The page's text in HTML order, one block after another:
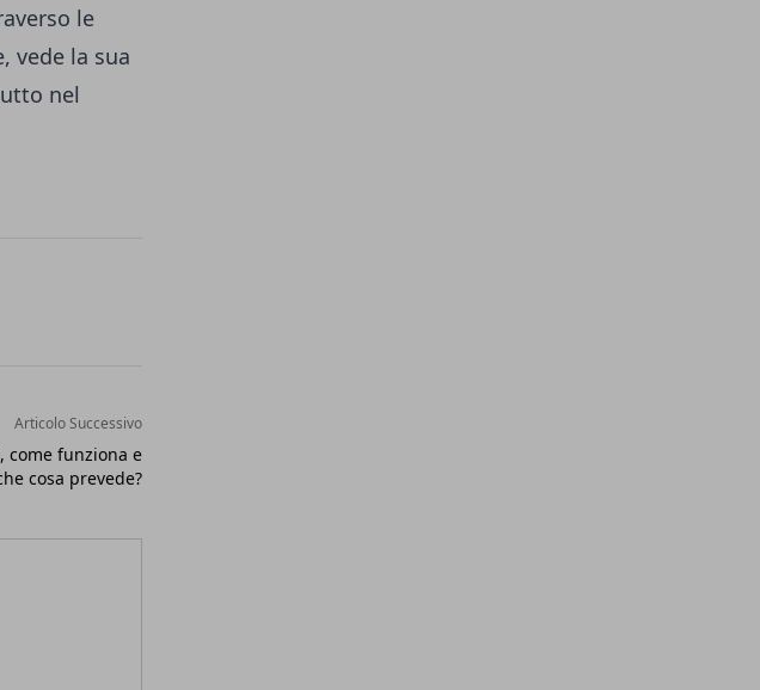
le
vede la sua
nel
Articolo Successivo
come funziona e
cosa prevede?